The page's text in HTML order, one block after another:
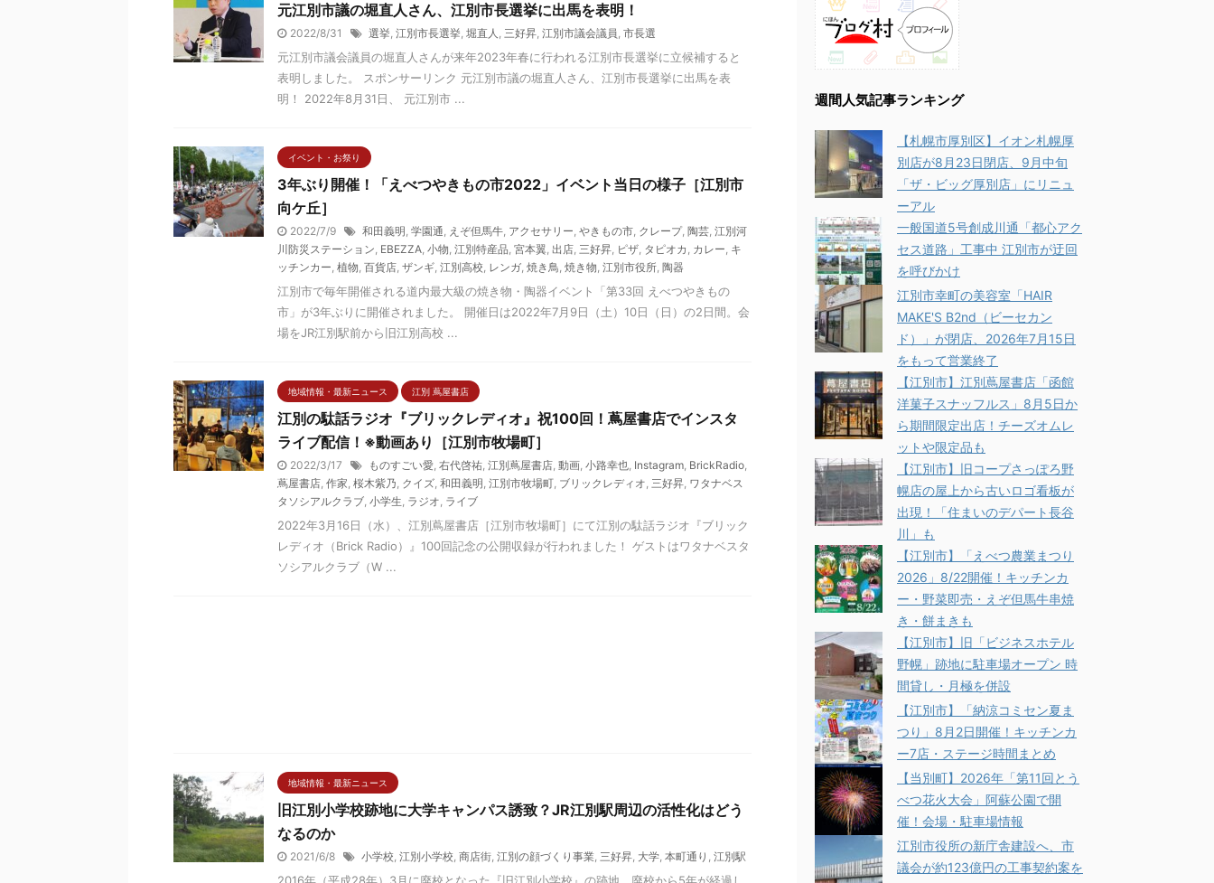
元江別市議の堀直人さん、江別市長選挙に出馬を表明！
2022/8/31 選挙, 江別市長選挙, 堀直人 , 三好昇, 江別市議会議員, 市長選
元江別市議会議員の堀直人さんが来年2023年春に行われる江別市長選挙に立候補すると
表明しました。 スポンサーリンク 元江別市議の堀直人さん、江別市長選挙に出馬を表
明！ 2022年8月31日、 元江別市 ...
イベント・お祭り
3年ぶり開催！「えべつやきもの市2022」イベント当日の様子［江別市
向ケ丘］
2022/7/9 和田義明, 学園通, えぞ但馬牛, アクセサリー, やきもの市, クレープ, 陶芸, 江別河
川防災ステーション, EBEZZA, 小物, 江別特産品, 宮本翼, 出店, 三好昇, ピザ, タピオカ , カレー, キ
ッチンカー, 植物, 百貨店, ザンギ, 江別高校, レンガ, 焼き鳥, 焼き物, 江別市役所, 陶器
江別市で毎年開催される道内最大級の焼き物・陶器イベント「第33回 えべつやきもの
市」が3年ぶりに開催されました。 開催日は2022年7月9日（土）10日（日）の2日間。会
場をJR江別駅前から旧江別高校 ...
地域情報・最新ニュース 江別 蔦屋書店
江別の駄話ラジオ『ブリックレディオ』祝100回！蔦屋書店でインスタ
ライブ配信！※動画あり［江別市牧場町］
2022/3/17 ものすごい愛, 右代啓祐, 江別蔦屋書店, 動画, 小路幸也, Instagram, BrickRadio,
蔦屋書店, 作家, 桜木紫乃, クイズ, 和田義明, 江別市牧場町, ブリックレディオ, 三好昇, ワタナベス
タソシアルクラブ, 小学生, ラジオ, ライブ
2022年3月16日（水）、江別蔦屋書店［江別市牧場町］にて江別の駄話ラジオ『ブリック
レディオ（Brick Radio）』100回記念の公開収録が行われました！ ゲストはワタナベスタ
ソシアルクラブ（W ...
地域情報・最新ニュース
旧江別小学校跡地に大学キャンパス誘致？JR江別駅周辺の活性化はどう
なるのか
2021/6/8 小学校, 江別小学校, 商店街, 江別の顔づくり事業, 三好昇, 大学, 本町通り , 江別駅
週間人気記事ランキング
【札幌市厚別区】イオン札幌厚
別店が8月23日閉店、9月中旬
「ザ・ビッグ厚別店」にリニュ
ーアル
一般国道5号創成川通「都心アク
セス道路」工事中 江別市が迂回
を呼びかけ
江別市幸町の美容室「HAIR
MAKE'S B2nd（ビーセカン
ド）」が閉店、2026年7月15日
をもって営業終了
【江別市】江別蔦屋書店「函館
洋菓子スナッフルス」8月5日か
ら期間限定出店！チーズオムレ
ットや限定品も
【江別市】旧コープさっぽろ野
幌店の屋上から古いロゴ看板が
出現！「住まいのデパート長谷
川」も
【江別市】「えべつ農業まつり
2026」8/22開催！キッチンカ
ー・野菜即売・えぞ但馬牛串焼
き・餅まきも
【江別市】旧「ビジネスホテル
野幌」跡地に駐車場オープン 時
間貸し・月極を併設
【江別市】「納涼コミセン夏ま
つり」8月2日開催！キッチンカ
ー7店・ステージ時間まとめ
【当別町】2026年「第11回とう
べつ花火大会」阿蘇公園で開
催！会場・駐車場情報
江別市役所の新庁舎建設へ、市
議会が約123億円の工事契約案を